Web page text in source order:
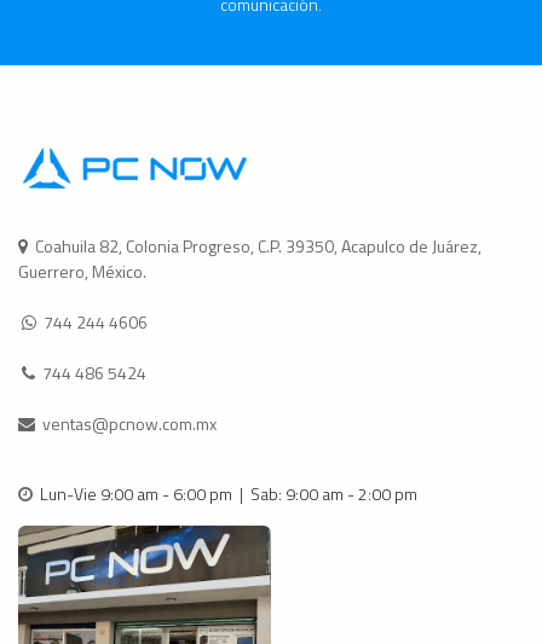
Coahuila 82, Colonia Progreso, C.P. 39350, Acapulco de Juárez,
Guerrero, México.
744 244 4606
744 486 5424
ventas@pcnow.com.mx
Lun-Vie 9:00 am - 6:00 pm | Sab: 9:00 am - 2:00 pm